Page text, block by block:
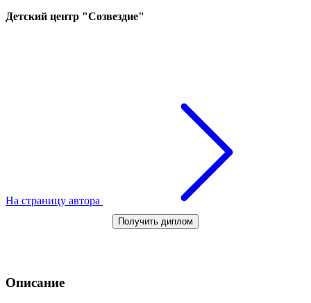
Детский центр "Созвездие"
На страницу автора
Получить диплом
Описание